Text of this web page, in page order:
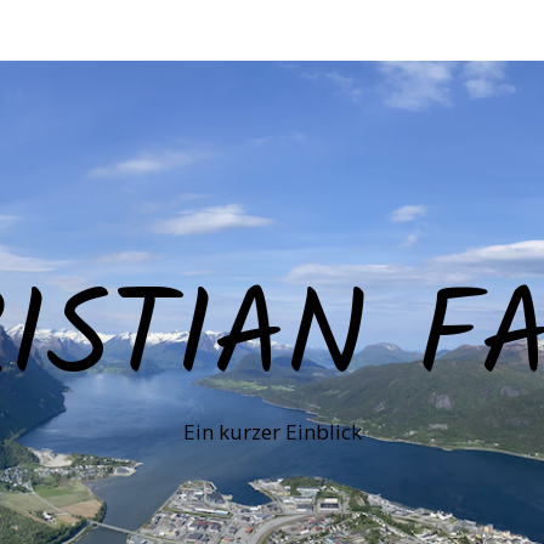
Ein kurzer Einblick